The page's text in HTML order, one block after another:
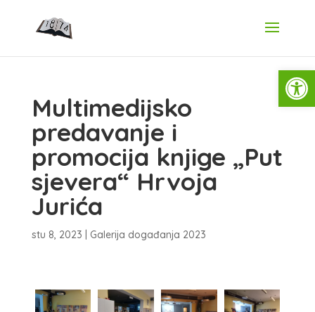
Multimedijsko
predavanje i
promocija knjige „Put
sjevera“ Hrvoja
Jurića
stu 8, 2023 Galerija događanja 2023